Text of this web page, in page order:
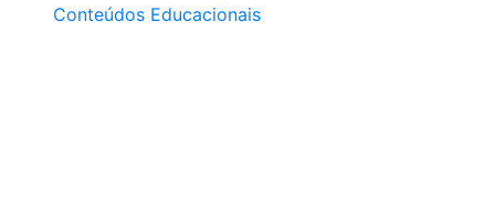
Conteúdos Educacionais